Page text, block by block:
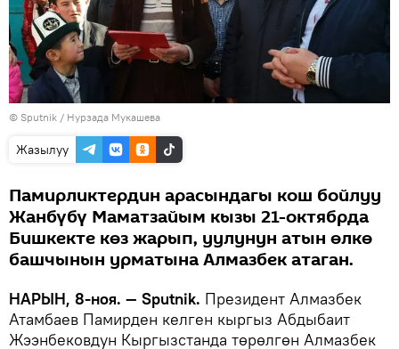
© Sputnik / Нурзада Мукашева
Жазылуу
Памирликтердин арасындагы кош бойлуу
Жанбүбү Маматзайым кызы 21-октябрда
Бишкекте көз жарып, уулунун атын өлкө
башчынын урматына Алмазбек атаган.
НАРЫН, 8-ноя. — Sputnik. Президент Алмазбек
Атамбаев Памирден келген кыргыз Абдыбаит
Жээнбековдун Кыргызстанда төрөлгөн Алмазбек